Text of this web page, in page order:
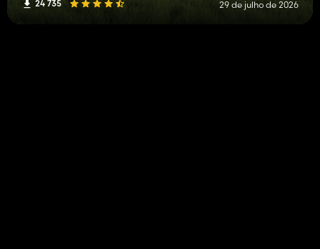
24 735 29 de julho de 2026